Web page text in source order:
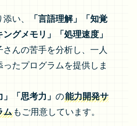
い、
「言語理解」「知覚
グメモリ」「処理速度」
んの苦手を分析し、一人
たプログラムを提供しま
」「思考力」 の能力開発サ
ムもご用意しています。